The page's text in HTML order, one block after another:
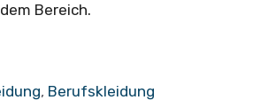
Bereich.
, Berufskleidung